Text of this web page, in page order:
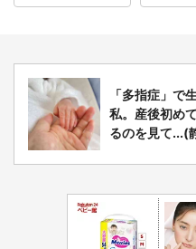
「多指症」で
私。産後初め
るのを見て...(